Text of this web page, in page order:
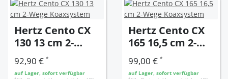
Hertz Cento CX
130 13 cm 2-
Wege
Koaxsystem
92,90 € *
auf Lager, sofort verfügbar
Hertz Cento CX
165 16,5 cm 2-
Wege
Koaxsystem
99,00 € *
auf Lager, sofort verfügbar